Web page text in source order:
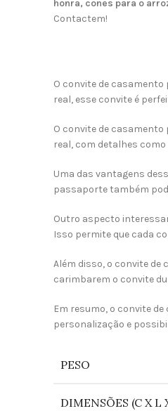
honra, cones para o
Contactem!
O convite de
real, esse convite é
O convite de
real, com detalhes
Uma das vantagens
passaporte também
Outro aspecto
Isso permite que cada
Além disso, o convite
carimbarem o convite
Em resumo, o convite
personalização e
PESO
DIMENSÕES (C X L